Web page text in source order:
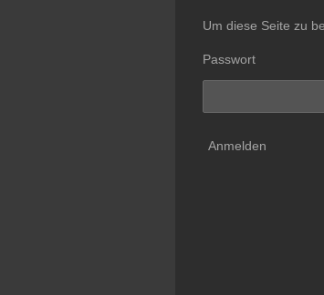
Um diese Seite zu
Passwort
Anmelden